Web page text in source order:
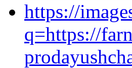
https://
q=https://